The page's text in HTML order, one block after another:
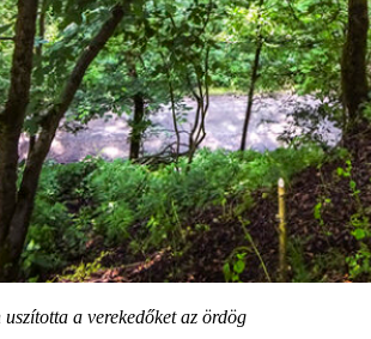
a verekedőket az ördög